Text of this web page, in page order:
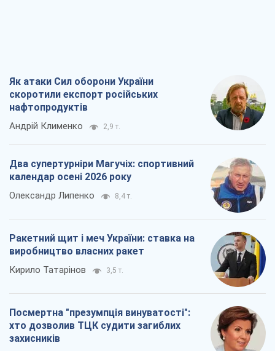
Як атаки Сил оборони України
скоротили експорт російських
нафтопродуктів
Андрій Клименко 2,9 т.
Два супертурніри Магучіх: спортивний
календар осені 2026 року
Олександр Липенко 8,4 т.
Ракетний щит і меч України: ставка на
виробництво власних ракет
Кирило Татарінов 3,5 т.
Посмертна "презумпція винуватості":
хто дозволив ТЦК судити загиблих
захисників